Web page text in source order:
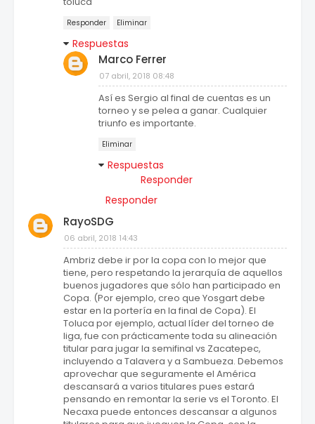
Responder Eliminar
Respuestas
Marco Ferrer
07 abril, 2018 08:48
Así es Sergio al final de cuentas es un
torneo y se pelea a ganar. Cualquier
triunfo es importante.
Eliminar
Respuestas
Responder
Responder
RayoSDG
06 abril, 2018 14:43
Ambriz debe ir por la copa con lo mejor que
tiene, pero respetando la jerarquía de aquellos
buenos jugadores que sólo han participado en
Copa. (Por ejemplo, creo que Yosgart debe
estar en la portería en la final de Copa). El
Toluca por ejemplo, actual líder del torneo de
liga, fue con prácticamente toda su alineación
titular para jugar la semifinal vs Zacatepec,
incluyendo a Talavera y a Sambueza. Debemos
aprovechar que seguramente el América
descansará a varios titulares pues estará
pensando en remontar la serie vs el Toronto. El
Necaxa puede entonces descansar a algunos